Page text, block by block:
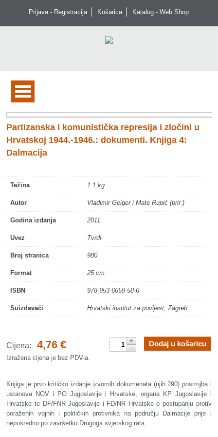
Prijava - Registracija Košarica Katalog - Web Shop
Partizanska i komunistička represija i zločini u
Hrvatskoj 1944.-1946.: dokumenti. Knjiga 4:
Dalmacija
Težina 1.1 kg
Autor Vladimir Geiger i Mate Rupić (prir.)
Godina izdanja 2011.
Uvez Tvrdi
Broj stranica 980
Format 25 cm
ISBN 978-953-6659-58-6
Suizdavači Hrvatski institut za povijest, Zagreb
Cijena: 4,76€
Izražena cijena je bez PDV-a.
Partizanska
i
zločini
u
Hrvatskoj
1944.-1946.:
dokumenti.
Dodaj u košaricu
Knjiga je prvo kritičko izdanje izvornih dokumenata (njih 290) postrojba i
ustanova NOV i PO Jugoslavije i Hrvatske, organa KP Jugoslavije i
Hrvatske te DF/FNR Jugoslavije i FD/NR Hrvatske o postupanju protiv
poraženih vojnih i političkih protivnika na području Dalmacije prije i
neposredno po završetku Drugoga svjetskog rata.